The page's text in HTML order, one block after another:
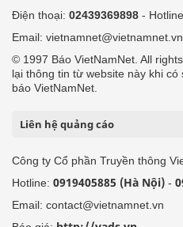
Điện thoại: 02439369898 -
Email: vietnamnet@vietnamnet.vn
© 1997 Báo VietNamNet. All
lại thông tin từ website này khi
báo VietNamNet.
Liên hệ quảng cáo
Công ty Cổ phần Truyền thông
Hotline: 0919405885 (Hà Nội) -
Email: contact@vietnamnet.vn